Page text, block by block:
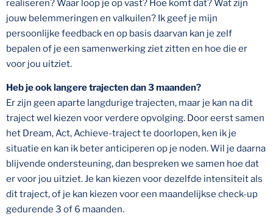
realiseren? Waar loop je op vast? Hoe komt dat? Wat zijn
jouw belemmeringen en valkuilen? Ik geef je mijn
persoonlijke feedback en op basis daarvan kan je zelf
bepalen of je een samenwerking ziet zitten en hoe die er
voor jou uitziet.
Heb je ook langere trajecten dan 3 maanden?
Er zijn geen aparte langdurige trajecten, maar je kan na dit
traject wel kiezen voor verdere opvolging. Door eerst samen
het Dream, Act, Achieve-traject te doorlopen, ken ik je
situatie en kan ik beter anticiperen op je noden. Wil je daarna
blijvende ondersteuning, dan bespreken we samen hoe dat
er voor jou uitziet. Je kan kiezen voor dezelfde intensiteit als
dit traject, of je kan kiezen voor een maandelijkse check-up
gedurende 3 of 6 maanden.